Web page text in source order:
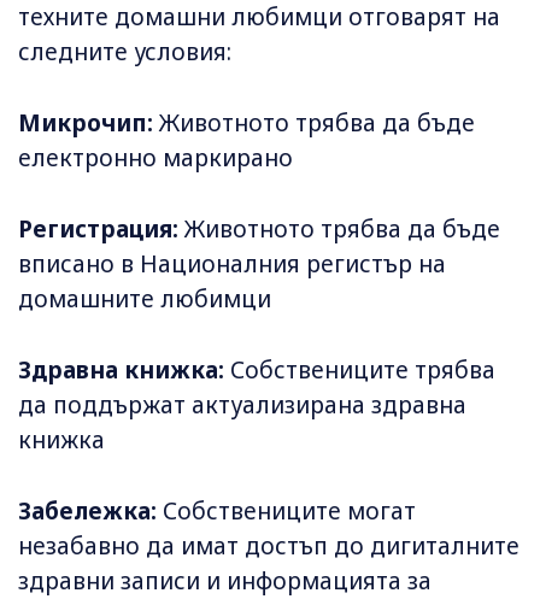
техните домашни любимци отговарят на
следните условия:
Микрочип:Животното трябва да бъде
електронно маркирано
Регистрация:Животното трябва да бъде
вписано в Националния регистър на
домашните любимци
Здравна книжка: Собствениците трябва
да поддържат актуализирана здравна
книжка
Забележка: Собствениците могат
незабавно да имат достъп до дигиталните
здравни записи и информацията за